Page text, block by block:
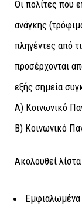
Οι πολίτες που
ανάγκης
πληγέντες από
προσέρχονται
εξής σημεία
Α) Κοινωνικό
Β) Κοινωνικό
Ακολουθεί
Εμφιαλωμένα